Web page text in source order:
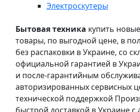
Электроскутеры
Бытовая техника купить
товары, по выгодной цене, в
без распаковки в Украине, со
официальной гарантией в
и после-гарантийным
авторизированных сервисных
технической поддержкой